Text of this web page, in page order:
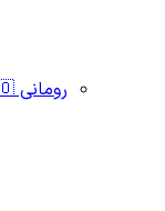
رومانی 🇷🇴